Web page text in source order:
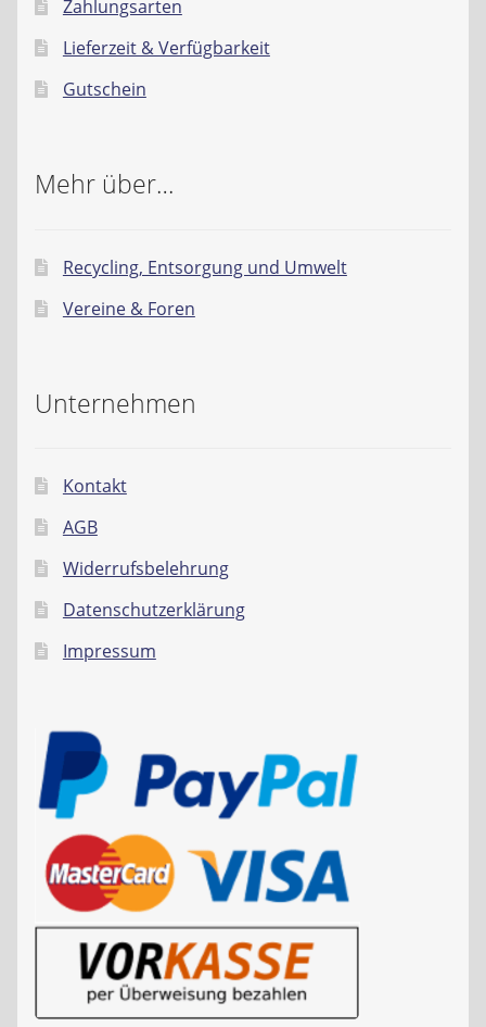
Zahlungsarten
Lieferzeit & Verfügbarkeit
Gutschein
Mehr über…
Recycling, Entsorgung und Umwelt
Vereine & Foren
Unternehmen
Kontakt
AGB
Widerrufsbelehrung
Datenschutzerklärung
Impressum